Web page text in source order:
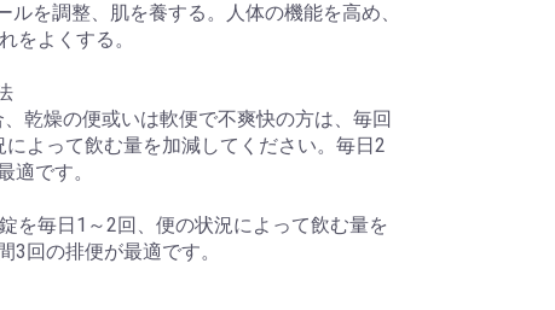
ルを調整、肌を養する。人体の機能を高め、
をよくする。
乾燥の便或いは軟便で不爽快の方は、毎回
よって飲む量を加減してください。毎日2
適です。
を毎日1～2回、便の状況によって飲む量を
3回の排便が最適です。